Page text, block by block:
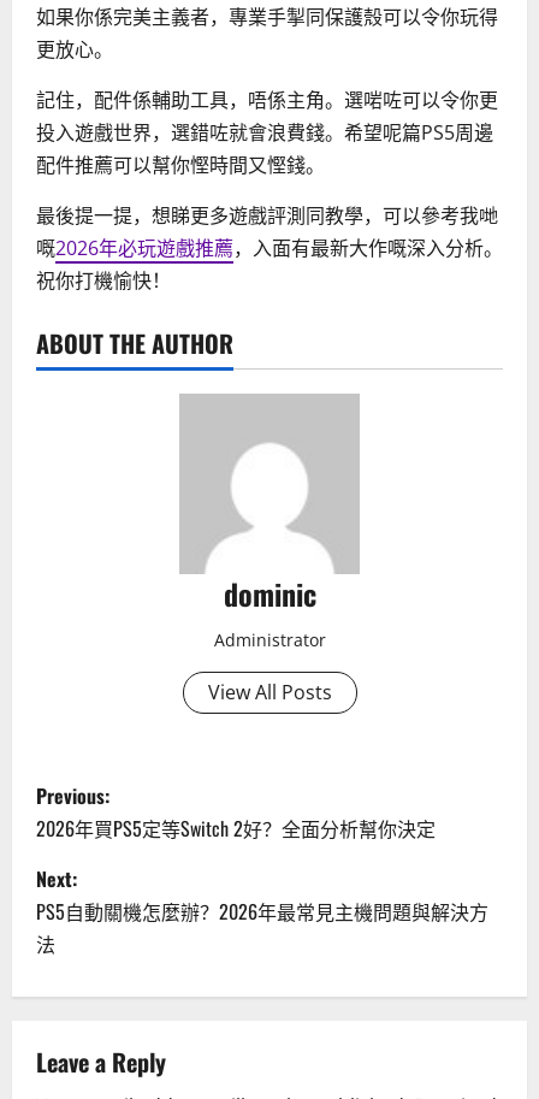
如果你係完美主義者，專業手掣同保護殼可以令你玩得
更放心。
記住，配件係輔助工具，唔係主角。選啱咗可以令你更
投入遊戲世界，選錯咗就會浪費錢。希望呢篇PS5周邊
配件推薦可以幫你慳時間又慳錢。
最後提一提，想睇更多遊戲評測同教學，可以參考我哋
嘅2026年必玩遊戲推薦，入面有最新大作嘅深入分析。
祝你打機愉快！
ABOUT THE AUTHOR
dominic
Administrator
View All Posts
P
o
s
t
n
a
Previous:
2026年買PS5定等Switch 2好？全面分析幫你決定
Next:
PS5自動關機怎麼辦？2026年最常見主機問題與解決方
法
Leave a Reply